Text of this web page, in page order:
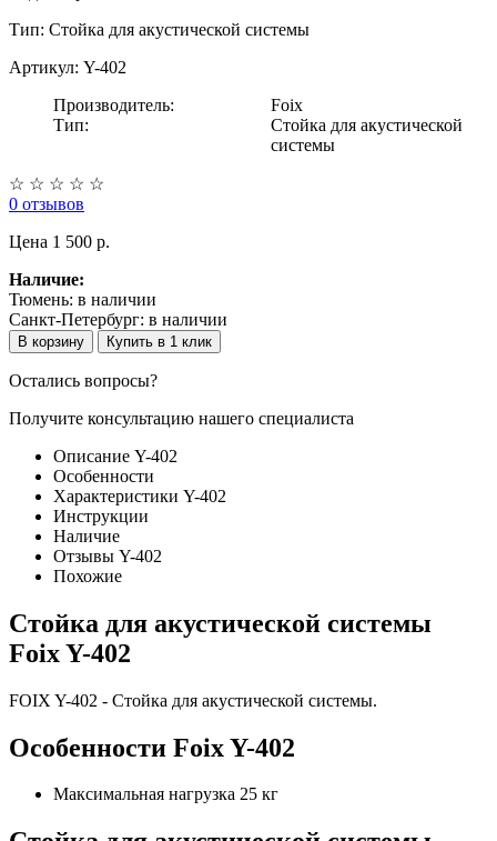
Тип: Стойка для акустической системы
Артикул: Y-402
Производитель:
Foix
Тип:
Стойка для акустической
системы
☆ ☆ ☆ ☆ ☆
0 отзывов
Цена 1 500 p.
Наличие:
Тюмень: в наличии
Санкт-Петербург: в наличии
В корзину Купить в 1 клик
Остались вопросы?
Получите консультацию нашего специалиста
Описание Y-402
Особенности
Характеристики Y-402
Инструкции
Наличие
Отзывы Y-402
Похожие
Стойка для акустической системы
Foix Y-402
FOIX Y-402 - Стойка для акустической системы.
Особенности Foix Y-402
Максимальная нагрузка 25 кг